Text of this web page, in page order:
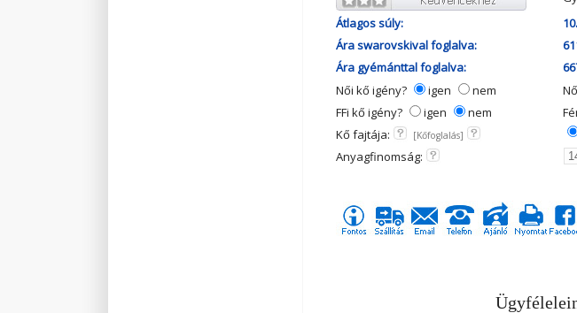
Átlagos súly:
Ára swarovskival foglalva:
Ára gyémánttal foglalva:
Női kő igény? igen nem
FFi kő igény?
igen nem
Kő fajtája:
[Kőfoglalás]
Anyagfinomság: